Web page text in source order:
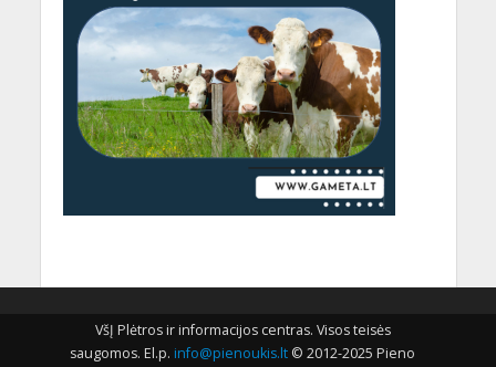
VšĮ Plėtros ir informacijos centras. Visos teisės
saugomos. El.p. info@pienoukis.lt © 2012-2025 Pieno